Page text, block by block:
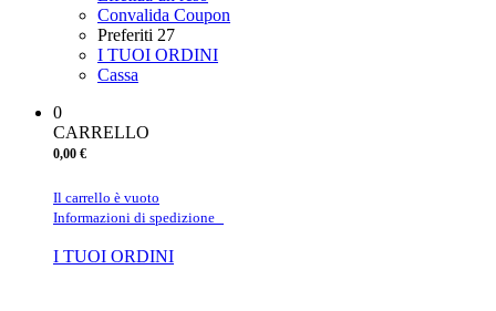
Convalida Coupon
Preferiti 27
I TUOI ORDINI
Cassa
0
CARRELLO
0,00 €
Il carrello è vuoto
Informazioni di spedizione
I TUOI ORDINI